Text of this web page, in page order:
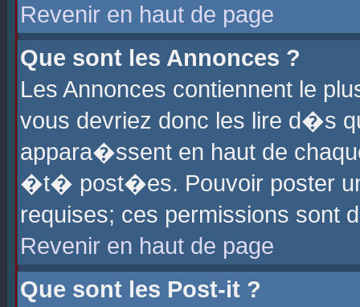
Revenir en haut de page
Que sont les Annonces ?
Les Annonces contiennent le
vous devriez donc les lire d�s
appara�ssent en haut de
�t� post�es. Pouvoir poster
requises; ces permissions sont
Revenir en haut de page
Que sont les Post-it ?